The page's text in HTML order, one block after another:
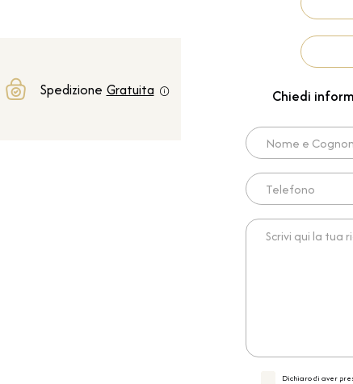
Spedizione Gratuita Chiedi
Nome e Cognome*
Telefono
Scrivi qui la tua
Dichiaro di aver